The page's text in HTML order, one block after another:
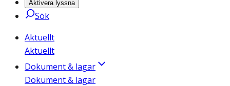
Aktivera lyssna
Sök
Aktuellt
Aktuellt
Dokument & lagar
Dokument & lagar